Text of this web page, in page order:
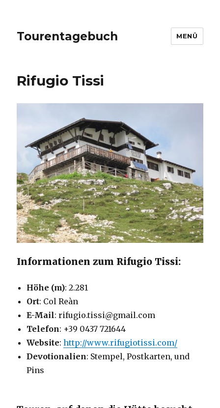
Tourentagebuch MENÜ
Rifugio Tissi
Informationen zum Rifugio Tissi:
Höhe (m): 2.281
Ort: Col Reàn
E-Mail: rifugio.tissi@gmail.com
Telefon: +39 0437 721644
Website:http://www.rifugiotissi.com/
Devotionalien: Stempel, Postkarten, und
Pins